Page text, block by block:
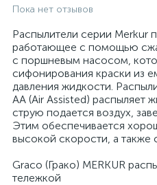
Пока нет отзывов
Распылители серии Merkur
работающее с помощью
с поршневым насосом,
сифонирования краски из
давления жидкости.
АА (Air Assisted) распыляет
струю подается воздух,
Этим обеспечивается
высокой скорости, а также
Graco (Грако) MERKUR
тележкой